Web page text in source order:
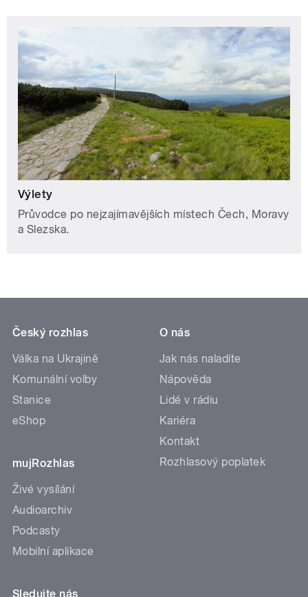
Výlety
Průvodce po nejzajímavějších místech Čech, Moravy
a Slezska.
Český rozhlas
Válka na Ukrajině
Komunální volby
Stanice
eShop
mujRozhlas
Živé vysílání
Audioarchiv
Podcasty
Mobilní aplikace
O nás
Jak nás naladíte
Nápověda
Lidé v rádiu
Kariéra
Kontakt
Rozhlasový poplatek
Sledujte nás